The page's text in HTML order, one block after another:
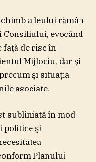
a leului rămân
evocând
de risc în
Mijlociu, dar şi
şi situaţia
asociate.
subliniată în mod
politice şi
Planului